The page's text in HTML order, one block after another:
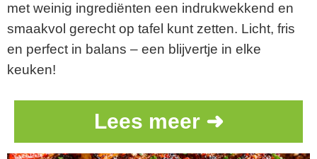
met weinig ingrediënten een indrukwekkend en
smaakvol gerecht op tafel kunt zetten. Licht, fris
en perfect in balans – een blijvertje in elke
keuken!
Lees meer ➜